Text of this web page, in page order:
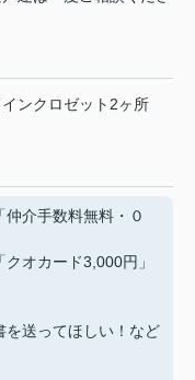
ンクロゼット2ヶ所
介手数料無料・０
オカード3,000円」
を送ってほしい！など